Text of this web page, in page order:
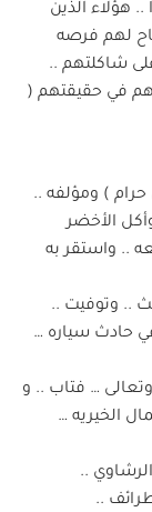
هؤلاء الذين
لهم فرصه
شاكلتهم ..
هم في حقيقتهم (
) ومؤلفه ..
الأخضر
.. واستقر به
.. وتوفيت ..
في حادث سياره …
… فتاب .. و
الخيريه …
..
..